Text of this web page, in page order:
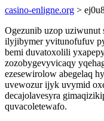
casino-enligne.org >
Ogezunib uzop uziwunut
ilyjibymer yvitunofufuv
bemi duvatoxolili
zozobygevyvicaqy
ezesewirolow abegelaq
uvewozur ijyk uvymid
decajolavesyra
quvacoletewafo.